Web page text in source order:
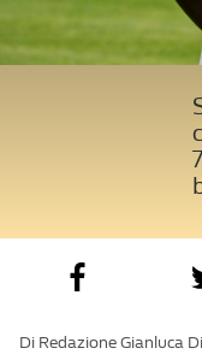
Di Redazione Gianluca